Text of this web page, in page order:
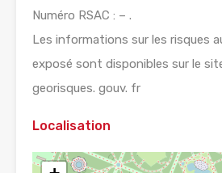
Numéro RSAC : – .
Les informations sur les risques
exposé sont disponibles sur le
georisques. gouv. fr
Localisation